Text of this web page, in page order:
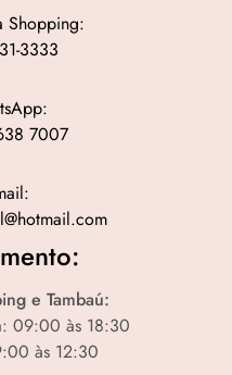
Shopping:
3333
7007
e Tambaú:
09:00 às 18:30
às 12:30